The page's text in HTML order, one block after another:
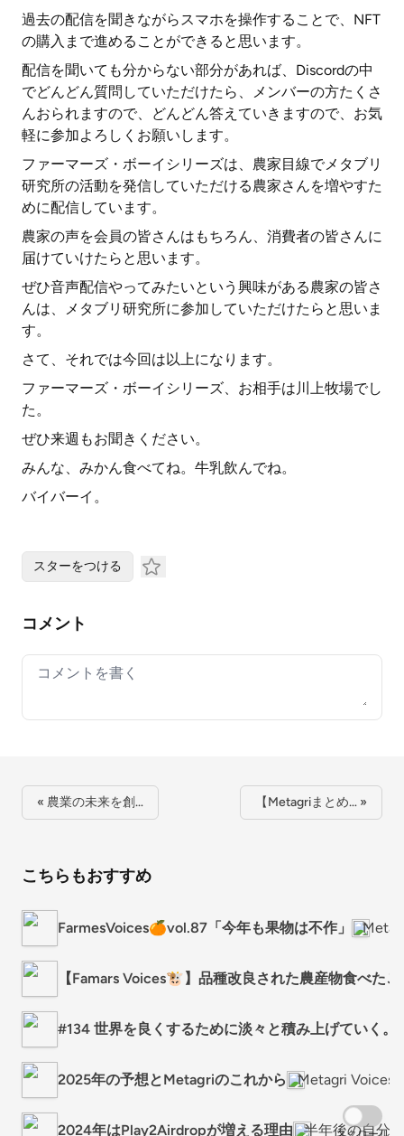
過去の配信を聞きながらスマホを操作することで、NFT
の購入まで進めることができると思います。
配信を聞いても分からない部分があれば、Discordの中
でどんどん質問していただけたら、メンバーの方たくさ
んおられますので、どんどん答えていきますので、お気
軽に参加よろしくお願いします。
ファーマーズ・ボーイシリーズは、農家目線でメタブリ
研究所の活動を発信していただける農家さんを増やすた
めに配信しています。
農家の声を会員の皆さんはもちろん、消費者の皆さんに
届けていけたらと思います。
ぜひ音声配信やってみたいという興味がある農家の皆さ
んは、メタブリ研究所に参加していただけたらと思いま
す。
さて、それでは今回は以上になります。
ファーマーズ・ボーイシリーズ、お相手は川上牧場でし
た。
ぜひ来週もお聞きください。
みんな、みかん食べてね。牛乳飲んでね。
バイバーイ。
スターをつける
コメント
Your comment
« 農業の未来を創… 【Metagriまとめ… »
こちらもおすすめ
FarmesVoices🍊vol.87「今年も果物は不作」
【Famars Voices🐮】品種改良された農産物食べた
#134 世界を良くするために淡々と積み上げていく。
2025年の予想とMetagriのこれから Metagri Voices
2024年はPlay2Airdropが増える理由 半年後の自分